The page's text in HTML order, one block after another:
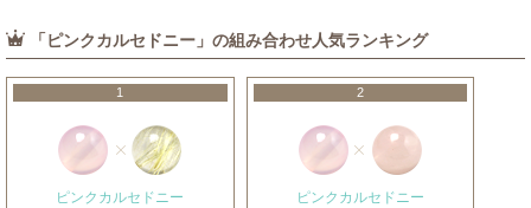
「ピンクカルセドニー」の組み合わせ人気ランキング
1
ピンクカルセドニー
2
ピンクカルセドニー